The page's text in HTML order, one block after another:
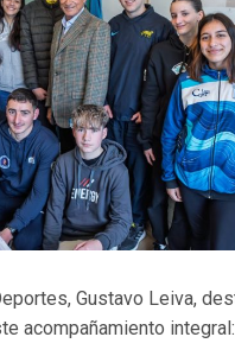
Gustavo Leiva,
acompañamiento integral: